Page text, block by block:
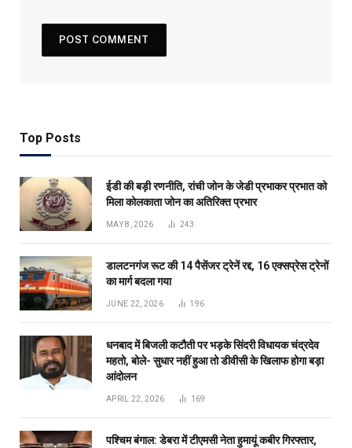
Top Posts
ईडी की बड़ी रणनीति, रांची जोन के जेडी प्रभाकर प्रभात को
मिला कोलकाता जोन का अतिरिक्त प्रभार
MAY 8, 2026 243
डालटनगंज रूट की 14 पैसेंजर ट्रेनें रद्द, 16 एक्सप्रेस ट्रेनों
का मार्ग बदला गया
JUNE 22, 2026 196
धनबाद में बिजली कटौती पर भड़के सिंदरी विधायक चंद्रदेव
महतो, बोले- सुधार नहीं हुआ तो डीवीसी के खिलाफ होगा बड़ा
आंदोलन
APRIL 22, 2026 169
पश्चिम बंगाल: डेबरा में टीएमसी नेता हुमायूं कबीर गिरफ्तार,